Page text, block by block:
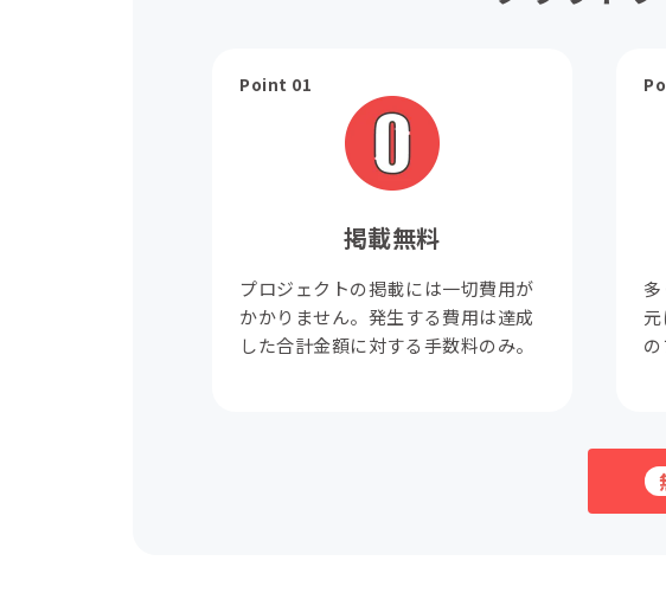
Point 01
掲載無料
プロジェクトの掲載には一切費用が
かかりません。発生する費用は達成
した合計金額に対する手数料のみ。